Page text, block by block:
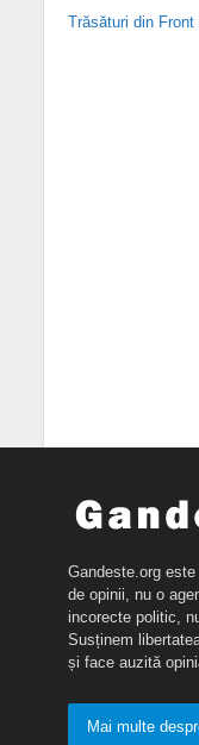
Trăsături din Front
Gandeste.org
de opinii, nu o
incorecte politic,
Susținem
și face auzită
Mai multe